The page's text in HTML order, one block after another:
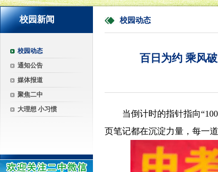
校园新闻
校园动态
通知公告
媒体报道
聚焦二中
大理想 小习惯
校园动态
百日为约 乘风
当倒计时的指针指向
页笔记都在沉淀力量，每一